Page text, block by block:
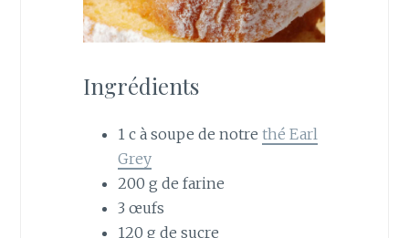
Ingrédients
1 c à soupe de notre thé Earl
Grey
200 g de farine
3 œufs
120 g de sucre